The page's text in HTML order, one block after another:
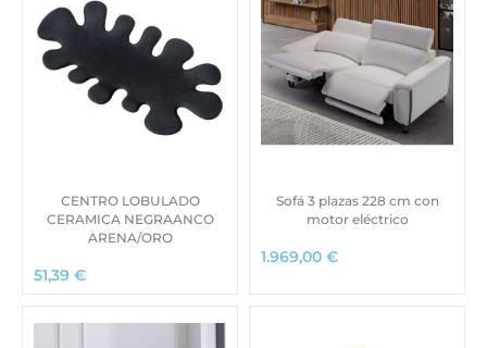
CENTRO LOBULADO
CERAMICA NEGRAANCO
ARENA/ORO
51,39 €
Sofá 3 plazas 228 cm con
motor eléctrico
1.969,00 €